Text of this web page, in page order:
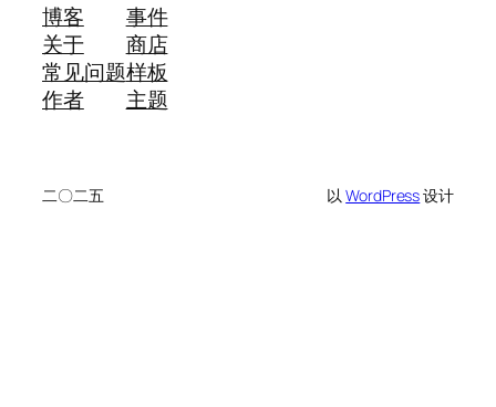
博客
关于
常见问题
作者
事件
商店
样板
主题
二〇二五 以WordPress设计